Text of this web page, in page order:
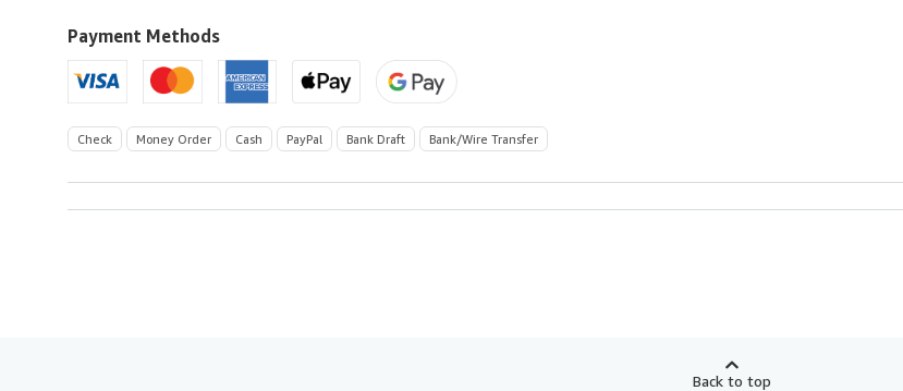
U.S.A.
Payment Methods
Check Money Order Cash PayPal Bank Draft Bank/Wire Transfer
Back to top